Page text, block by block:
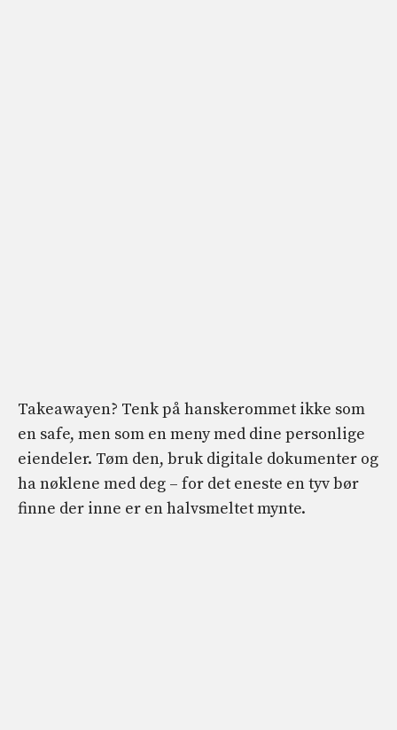
Takeawayen? Tenk på hanskerommet ikke som
en safe, men som en meny med dine personlige
eiendeler. Tøm den, bruk digitale dokumenter og
ha nøklene med deg – for det eneste en tyv bør
finne der inne er en halvsmeltet mynte.